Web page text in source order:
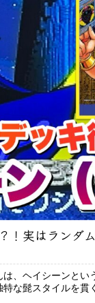
！実はランダ
、ヘイシーンと
な髭スタイルを貫